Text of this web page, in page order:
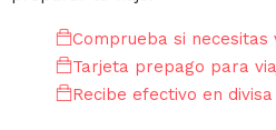
Comprueba si necesitas
Tarjeta prepago para
Recibe efectivo en